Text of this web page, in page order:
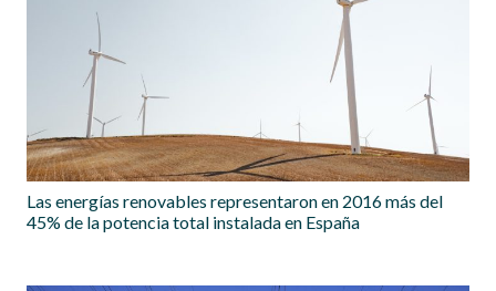
Las energías renovables representaron en 2016 más del
45% de la potencia total instalada en España